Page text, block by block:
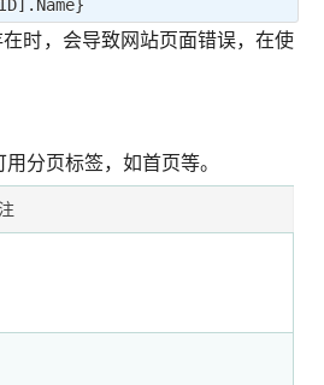
在时，会导致网站页面错误，在使
分页标签，如首页等。